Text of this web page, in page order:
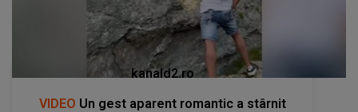
kanald2.ro
VIDEO Un gest aparent romantic a stârnit